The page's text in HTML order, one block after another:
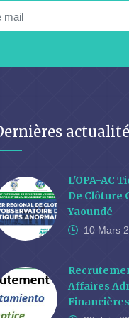
L'OPA-AC
De Clôture
Yaoundé
10 Mars
Affaires
Financières